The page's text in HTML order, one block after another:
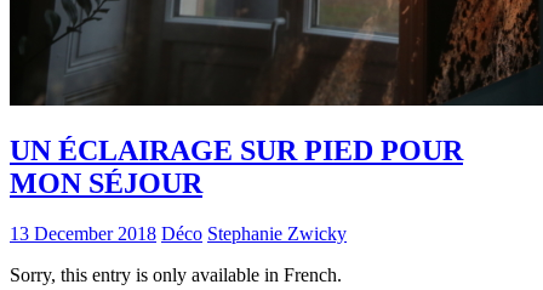
UN ÉCLAIRAGE SUR PIED POUR
MON SÉJOUR
13 December 2018 Déco Stephanie Zwicky
Sorry, this entry is only available in French.